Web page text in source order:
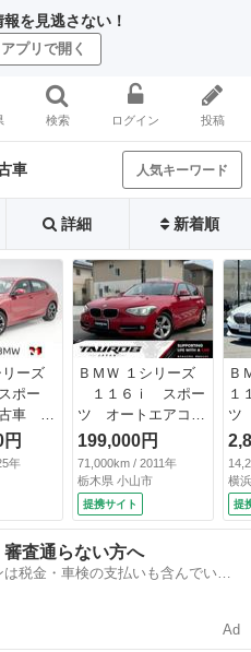
を見逃さない！
アプリで開く
検索 ログイン 投稿
車 人気キーワード
詳細 新着順
ーズ
ポー
車 ２
アッ
イ １
アク
ズコン
ドルシ
カメ
サー
ＬＥ
ヤゲー
年
ＢＭＷ １シリーズ
１１６ｉ スポー
ツ オートエアコ
ン ＥＴＣ スマー
トキープッシュスタ
ート パワステ パ
ワーウインドウ ア
カ （検8.10）
199,000円
71,000km / 2011年
栃木県 小山市
提携サイト
Ｂ
１
ツ
ョ
デ
２
制
ッ
ー
Ｃ
横
提
審査通らない方へ
税金・車検の支払いも含んでいる
Ad